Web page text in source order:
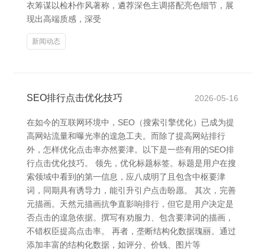
衣筹谋以检朴作风著称，遴荐深色主调搭配亮色细节，展
现出高端质感，深受
新闻动态
SEO排行点击优化技巧 2026-05-16
在如今的互联网环境中，SEO（搜索引擎优化）已成为提
高网站流量和曝光率的遑急工夫。而除了提高网站排行
外，怎样优化点击率亦然要津。以下是一些有用的SEO排
行点击优化技巧。 领先，优化标题标签。标题是用户在搜
索领域中看到的第一信息，应八成明了且包含中枢要津
词，同期具有诱导力，能引升引户点击盼愿。 其次，完善
元描画。天然元描画抗争直影响排行，但它是用户决定是
否点击的遑急依据。撰写有劝服力、包含要津词的描画，
不错权臣提高点击率。 再者，垄断结构化数据瑰丽。通过
添加丰富的结构化数据，如评分、价钱、图片等